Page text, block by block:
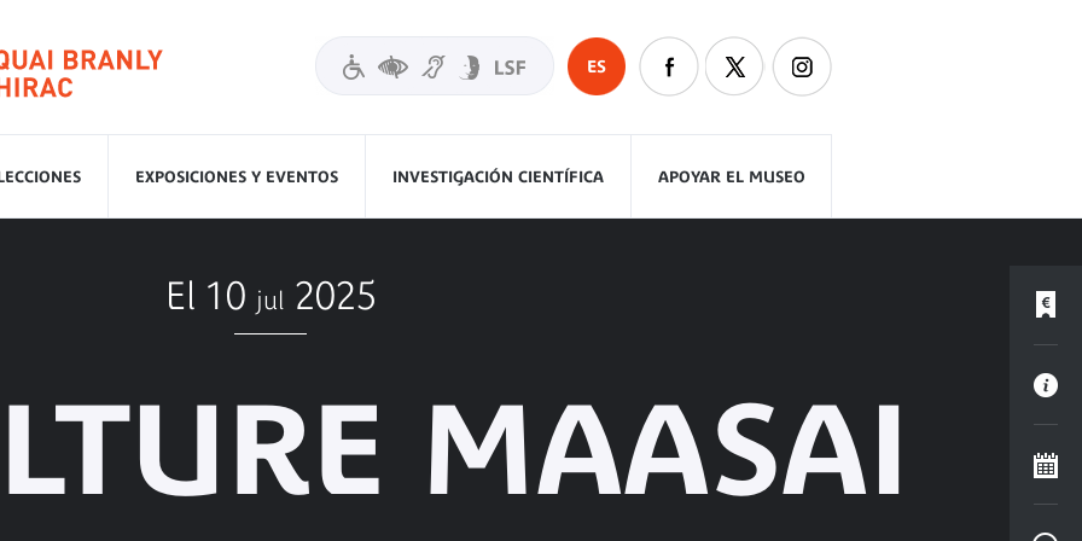
ES
EXPOSICIONES Y EVENTOS INVESTIGACIÓN CIENTÍFICA APOYAR EL MUSEO
El 10 jul 2025
MAASAI